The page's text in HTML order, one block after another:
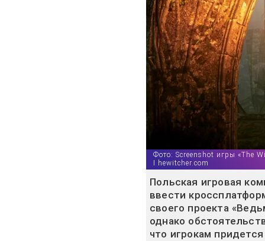
Фото: Screenshot игры «The
I hewitcher.com
Польская игровая
ввести
своего проекта
однако
что игрокам